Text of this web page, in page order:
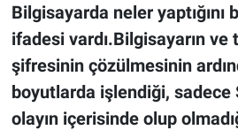
Bilgisayarda neler yaptığını
ifadesi vardı.Bilgisayarın ve
şifresinin çözülmesinin
boyutlarda işlendiği, sadece
olayın içerisinde olup